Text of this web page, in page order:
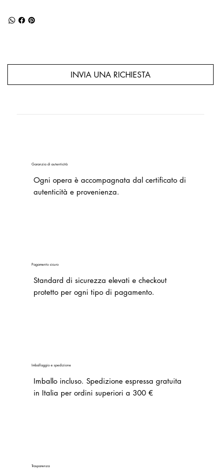
INVIA UNA RICHIESTA
Garanzia di autenticità
Ogni opera è accompagnata dal certificato di
autenticità e provenienza.
Pagamento sicuro
Standard di sicurezza elevati e checkout
protetto per ogni tipo di pagamento.
Imballaggio e spedizione
Imballo incluso. Spedizione espressa gratuita
in Italia per ordini superiori a 300 €
Trasparenza